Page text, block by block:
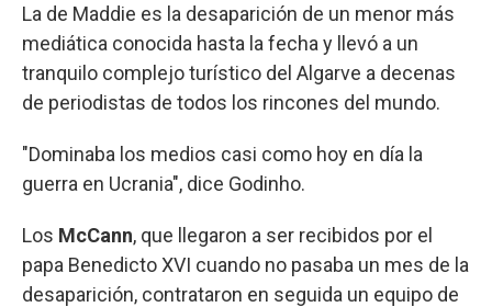
La de Maddie es la desaparición de un menor más
mediática conocida hasta la fecha y llevó a un
tranquilo complejo turístico del Algarve a decenas
de periodistas de todos los rincones del mundo.
"Dominaba los medios casi como hoy en día la
guerra en Ucrania", dice Godinho.
Los McCann, que llegaron a ser recibidos por el
papa Benedicto XVI cuando no pasaba un mes de la
desaparición, contrataron en seguida un equipo de